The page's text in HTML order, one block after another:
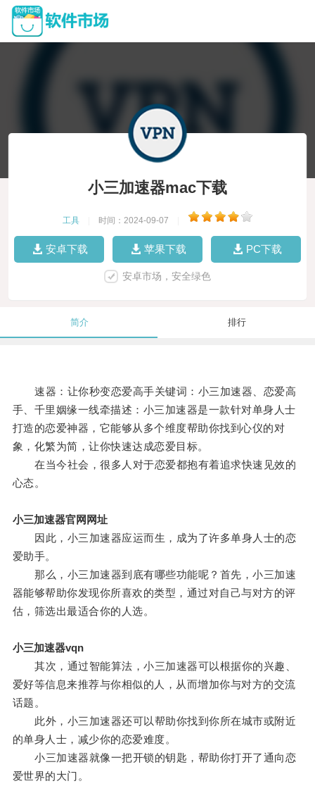
小三加速器mac下载
工具 时间：2024-09-07
安卓下载 苹果下载 PC下载
安卓市场，安全绿色
简介 排行
速器：让你秒变恋爱高手关键词：小三加速器、恋爱高
手、千里姻缘一线牵描述：小三加速器是一款针对单身人士
打造的恋爱神器，它能够从多个维度帮助你找到心仪的对
象，化繁为简，让你快速达成恋爱目标。
在当今社会，很多人对于恋爱都抱有着追求快速见效的
心态。
小三加速器官网网址
因此，小三加速器应运而生，成为了许多单身人士的恋
爱助手。
那么，小三加速器到底有哪些功能呢？首先，小三加速
器能够帮助你发现你所喜欢的类型，通过对自己与对方的评
估，筛选出最适合你的人选。
小三加速器vqn
其次，通过智能算法，小三加速器可以根据你的兴趣、
爱好等信息来推荐与你相似的人，从而增加你与对方的交流
话题。
此外，小三加速器还可以帮助你找到你所在城市或附近
的单身人士，减少你的恋爱难度。
小三加速器就像一把开锁的钥匙，帮助你打开了通向恋
爱世界的大门。